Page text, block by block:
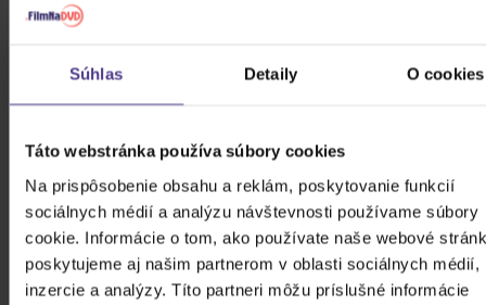
Súhlas Detaily O cookies
Táto webstránka používa súbory cookies
Na prispôsobenie obsahu a reklám, poskytovanie funkcií
sociálnych médií a analýzu návštevnosti používame súbory
cookie. Informácie o tom, ako používate naše webové
poskytujeme aj našim partnerom v oblasti sociálnych médií,
inzercie a analýzy. Títo partneri môžu príslušné informácie
Skladom
Jesus Christ Superstar - Live
Skladom 7,50 €